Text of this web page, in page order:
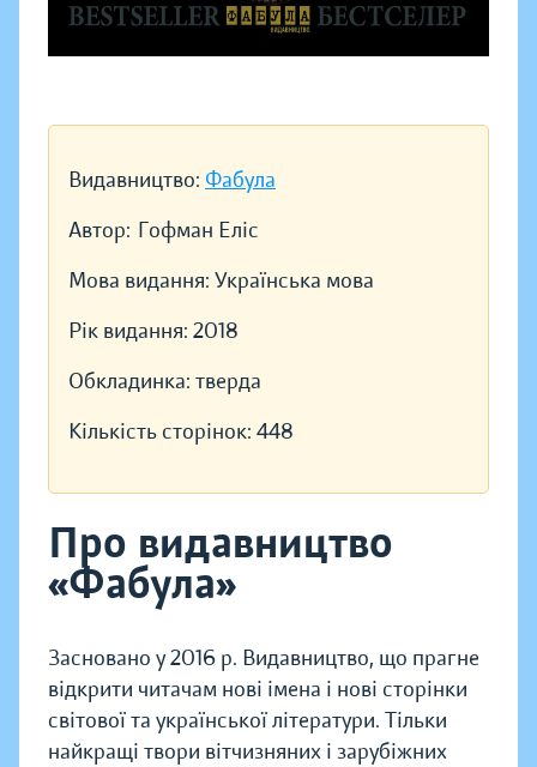
Видавництво: Фабула
Автор: Гофман Еліс
Мова видання: Українська мова
Рік видання: 2018
Обкладинка: тверда
Кількість сторінок: 448
Про видавництво
«Фабула»
Засновано у 2016 р. Видавництво, що прагне
відкрити читачам нові імена і нові сторінки
світової та української літератури. Тільки
найкращі твори вітчизняних і зарубіжних